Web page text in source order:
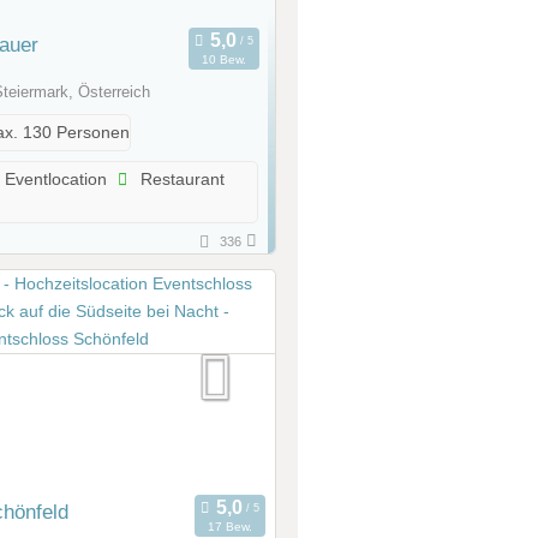
10 Bew.
Österreich
130 Personen
Eventlocation Restaurant
336
17 Bew.